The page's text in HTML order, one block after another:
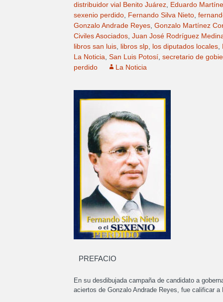
distribuidor vial Benito Juárez Eduardo
sexenio perdido Fernando Silva Nieto
Gonzalo Andrade Reyes Gonzalo Martínez
Civiles Asociados Juan José Rodríguez
libros san luis libros slp los diputados locales
La Noticia San Luis Potosí secretario de
perdido
La Noticia
PREFACIO
En su desdibujada campaña de candidato a
aciertos de Gonzalo Andrade Reyes, fue calificar